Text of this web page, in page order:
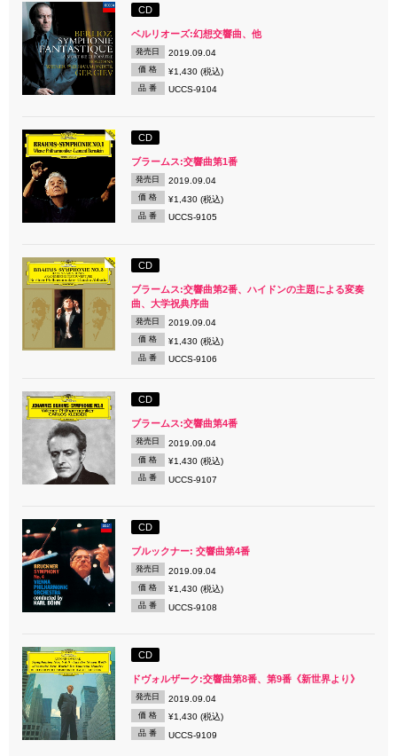
CD
ベルリオーズ:幻想交響曲、他
発売日 2019.09.04
価 格 ¥1,430 (税込)
品 番 UCCS-9104
CD
ブラームス:交響曲第1番
発売日 2019.09.04
価 格 ¥1,430 (税込)
品 番 UCCS-9105
CD
ブラームス:交響曲第2番、ハイドンの主題による変奏
曲、大学祝典序曲
発売日 2019.09.04
価 格 ¥1,430 (税込)
品 番 UCCS-9106
CD
ブラームス:交響曲第4番
発売日 2019.09.04
価 格 ¥1,430 (税込)
品 番 UCCS-9107
CD
ブルックナー: 交響曲第4番
発売日 2019.09.04
価 格 ¥1,430 (税込)
品 番 UCCS-9108
CD
ドヴォルザーク:交響曲第8番、第9番《新世界より》
発売日 2019.09.04
価 格 ¥1,430 (税込)
品 番 UCCS-9109